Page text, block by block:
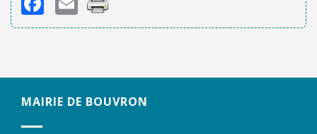
MAIRIE DE BOUVRON